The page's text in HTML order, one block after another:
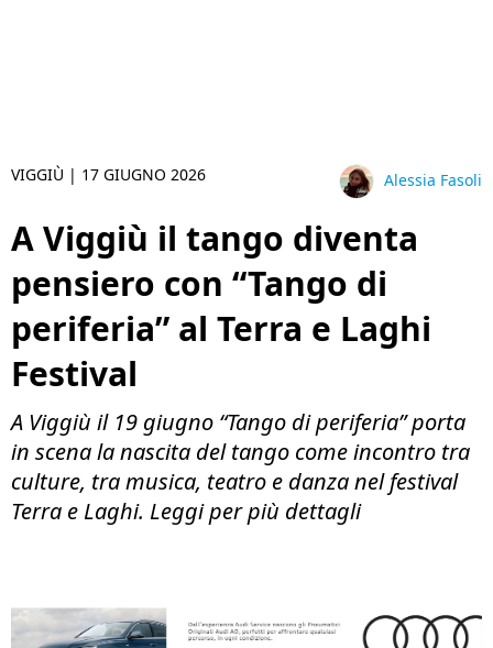
VIGGIÙ | 17 GIUGNO 2026 Alessia Fasoli
A Viggiù il tango diventa
pensiero con “Tango di
periferia” al Terra e Laghi
Festival
A Viggiù il 19 giugno “Tango di periferia” porta
in scena la nascita del tango come incontro tra
culture, tra musica, teatro e danza nel festival
Terra e Laghi. Leggi per più dettagli